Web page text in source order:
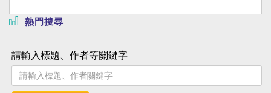
熱門搜尋
請輸入標題、作者等關鍵字